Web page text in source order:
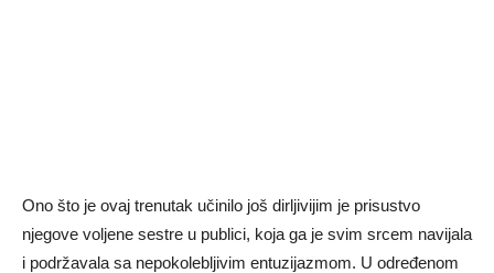
Ono što je ovaj trenutak učinilo još dirljivijim je prisustvo
njegove voljene sestre u publici, koja ga je svim srcem navijala
i podržavala sa nepokolebljivim entuzijazmom. U određenom